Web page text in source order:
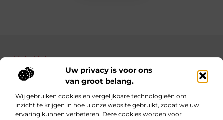
Uw privacy is voor ons
van groot belang.
Wij gebruiken cookies en vergelijkbare technologieën om
inzicht te krijgen in hoe u onze website gebruikt, zodat we uw
ervaring kunnen verbeteren. Deze cookies worden voor
Main Links
Bekende Nederlanders